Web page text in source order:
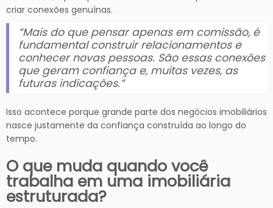
criar conexões genuínas.
“Mais do que pensar apenas em comissão, é
fundamental construir relacionamentos e
conhecer novas pessoas. São essas conexões
que geram confiança e, muitas vezes, as
futuras indicações.”
Isso acontece porque grande parte dos negócios imobiliários
nasce justamente da confiança construída ao longo do
tempo.
O que muda quando você
trabalha em uma imobiliária
estruturada?